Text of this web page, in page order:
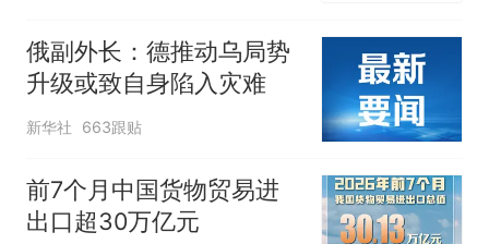
俄副外长：德推动乌局势
升级或致自身陷入灾难
新华社 663跟贴
前7个月中国货物贸易进
出口超30万亿元